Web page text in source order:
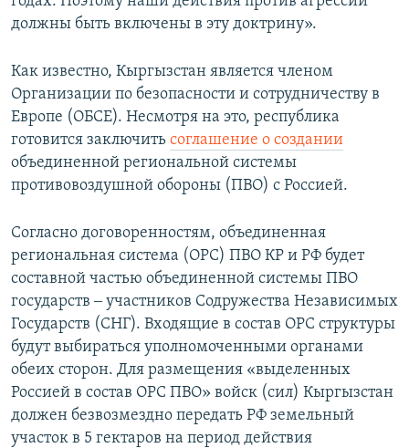
должны быть включены в эту доктрину».
Как известно, Кыргызстан является членом
Организации по безопасности и сотрудничеству в
Европе (ОБСЕ). Несмотря на это, республика
готовится заключить соглашение о создании
объединенной региональной системы
противовоздушной обороны (ПВО) с Россией.
Согласно договоренностям, объединенная
региональная система (ОРС) ПВО КР и РФ будет
составной частью объединенной системы ПВО
государств ‒ участников Содружества Независимых
Государств (СНГ). Входящие в состав ОРС структуры
будут выбираться уполномоченными органами
обеих сторон. Для размещения «выделенных
Россией в состав ОРС ПВО» войск (сил) Кыргызстан
должен безвозмездно передать РФ земельный
участок в 5 гектаров на период действия